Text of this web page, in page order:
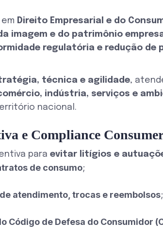
Direito Empresarial e do
imagem e do patrimônio
regulatória e redução de
técnica e agilidade,
indústria, serviços e
nacional.
e Compliance
para evitar litígios e
de consumo;
atendimento, trocas e reembolsos;
Código de Defesa do Consumidor